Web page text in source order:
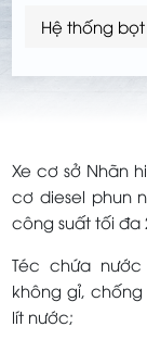
Hệ thống bọt
Xe cơ sở Nhãn
cơ diesel phun
công suất tối đa
Téc chứa
không gỉ, chống
lít nước;